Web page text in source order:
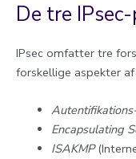
De tre
IPsec omfatter tre
forskellige aspekter
Encapsulating
ISAKMP